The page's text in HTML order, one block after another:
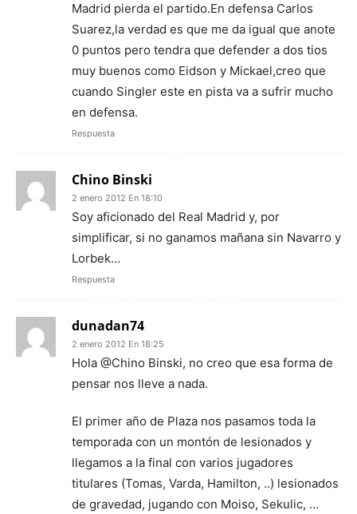
Madrid pierda el partido.En defensa Carlos
Suarez,la verdad es que me da igual que anote
0 puntos pero tendra que defender a dos tios
muy buenos como Eidson y Mickael,creo que
cuando Singler este en pista va a sufrir mucho
en defensa.
Respuesta
Chino Binski
2 enero 2012 En 18:10
Soy aficionado del Real Madrid y, por
simplificar, si no ganamos mañana sin Navarro y
Lorbek…
Respuesta
dunadan74
2 enero 2012 En 18:25
Hola @Chino Binski, no creo que esa forma de
pensar nos lleve a nada.
El primer año de Plaza nos pasamos toda la
temporada con un montón de lesionados y
llegamos a la final con varios jugadores
titulares (Tomas, Varda, Hamilton, ..) lesionados
de gravedad, jugando con Moiso, Sekulic, …